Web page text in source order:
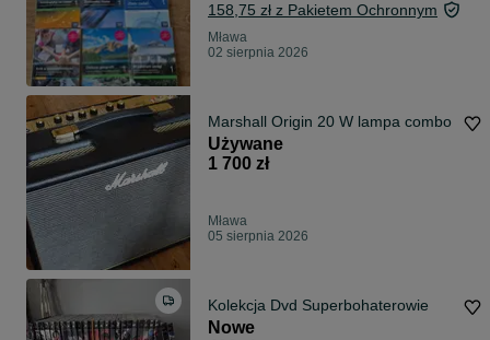
158,75 zł z Pakietem Ochronnym
Mława
02 sierpnia 2026
Marshall Origin 20 W lampa combo
Używane
1 700 zł
Mława
05 sierpnia 2026
Kolekcja Dvd Superbohaterowie
Nowe